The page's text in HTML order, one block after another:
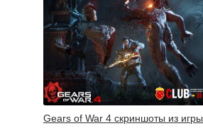
Gears of War 4 скриншоты из игры